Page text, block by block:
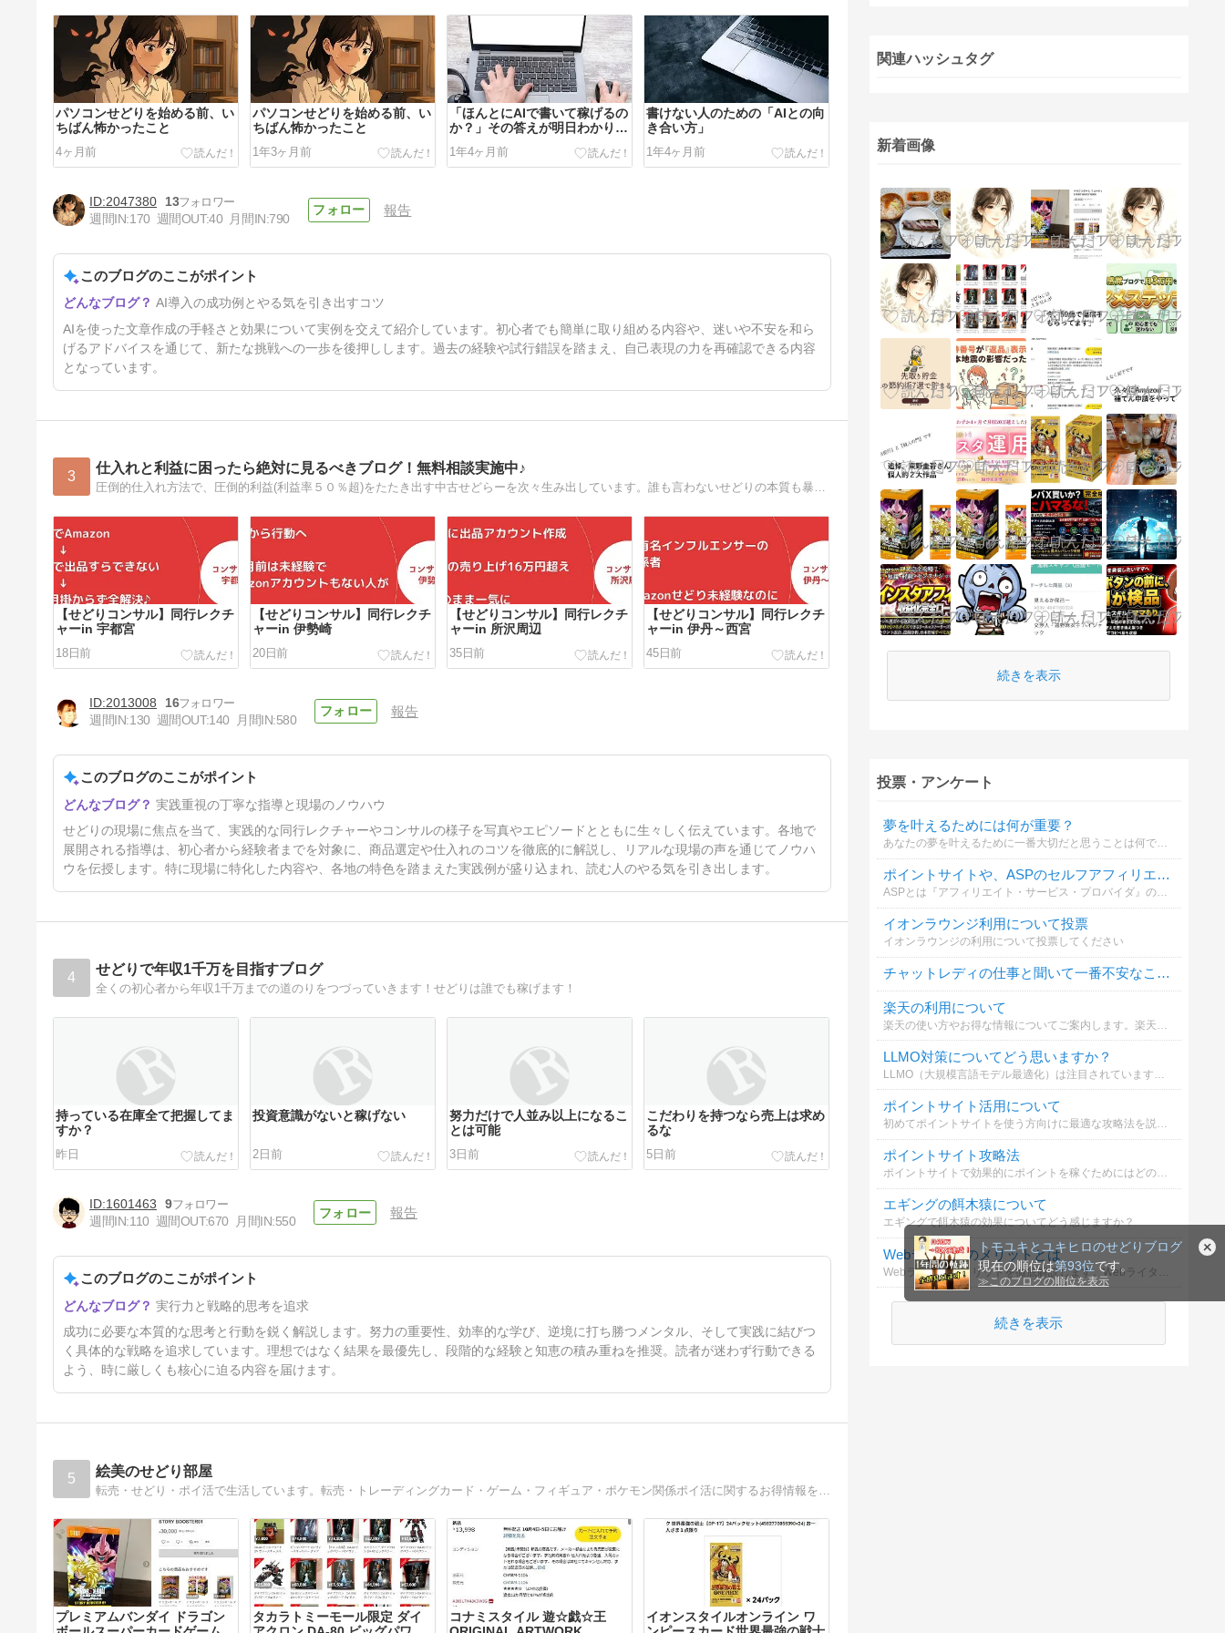
トモユキとユキヒロのせどりブログ
現在の順位は第93位です。
≫ このブログの順位を表示
パソコンせどりを始める前、い
ちばん怖かったこと
4ヶ月前
パソコンせどりを始める前、い
ちばん怖かったこと
1年3ヶ月前
「ほんとにAIで書いて稼げるの
か？」その答えが明日わかりま
1年4ヶ月前
書けない人のための「AIとの向
き合い方」
1年4ヶ月前
もう書けないと思っていたメル
マガが、書けるようになりそう
1年4ヶ月前
2047380
13
週間IN:170 週間OUT:40 月間IN:790
報告
このブログのここがポイント
AI導入の成功例とやる気を引き出すコツ
AIを使った文章作成の手軽さと効果について実例を交えて紹介しています。初心者でも簡単に取り組める内容や、迷いや不安を和ら
げるアドバイスを通じて、新たな挑戦への一歩を後押しします。過去の経験や試行錯誤を踏まえ、自己表現の力を再確認できる内容
となっています。
3 仕入れと利益に困ったら絶対に見るべきブログ！無料相談実施中♪
圧倒的仕入れ方法で、圧倒的利益(利益率５０％超)をたたき出す中古せどらーを次々生み出しています。誰も言わないせどりの本質も暴露します。
【せどりコンサル】同行レクチ
ャーin 宇都宮
18日前
【せどりコンサル】同行レクチ
ャーin 伊勢崎
20日前
【せどりコンサル】同行レクチ
ャーin 所沢周辺
35日前
【せどりコンサル】同行レクチ
ャーin 伊丹～西宮
45日前
【せどりコンサル】同行レクチ
ャーin 泉佐野～和歌山
46日前
2013008
16
週間IN:130 週間OUT:140 月間IN:580
報告
このブログのここがポイント
実践重視の丁寧な指導と現場のノウハウ
せどりの現場に焦点を当て、実践的な同行レクチャーやコンサルの様子を写真やエピソードとともに生々しく伝えています。各地で
展開される指導は、初心者から経験者までを対象に、商品選定や仕入れのコツを徹底的に解説し、リアルな現場の声を通じてノウハ
ウを伝授します。特に現場に特化した内容や、各地の特色を踏まえた実践例が盛り込まれ、読む人のやる気を引き出します。
4 せどりで年収1千万を目指すブログ
全くの初心者から年収1千万までの道のりをつづっていきます！せどりは誰でも稼げます！
持っている在庫全て把握してま
すか？
昨日
投資意識がないと稼げない
2日前
努力だけで人並み以上になるこ
とは可能
3日前
こだわりを持つなら売上は求め
るな
5日前
運も実力のうち
6日前
1601463
9
週間IN:110 週間OUT:670 月間IN:550
報告
このブログのここがポイント
実行力と戦略的思考を追求
成功に必要な本質的な思考と行動を鋭く解説します。努力の重要性、効率的な学び、逆境に打ち勝つメンタル、そして実践に結びつ
く具体的な戦略を追求しています。理想ではなく結果を最優先し、段階的な経験と知恵の積み重ねを推奨。読者が迷わず行動できる
よう、時に厳しくも核心に迫る内容を届けます。
5 絵美のせどり部屋
プレミアムバンダイ ドラゴン
タカラトミーモール限定 ダイ
コナミスタイル 遊☆戯☆王
イオンスタイルオンライン ワ
関連ハッシュタグ
新着画像
続きを表示
投票・アンケート
夢を叶えるためには何が重要？
あなたの夢を叶えるために一番大切だと思うことは何ですか？
ポイントサイトや、ASPのセルフアフィリエイトは利用していますか？
ASPとは『アフィリエイト・サービス・プロバイダ』のことです。バリューコマース、A8.net、リンクシェア、アクセストレード等。
イオンラウンジ利用について投票
イオンラウンジの利用について投票してください
チャットレディの仕事と聞いて一番不安なことは？
楽天の利用について
LLMO対策についてどう思いますか？
LLMO（大規模言語モデル最適化）は注目されていますが、SEOとの違いや対策についてどう考えますか？詳しく解説しています。
ポイントサイト活用について
初めてポイントサイトを使う方向けに最適な攻略法を説明します。簡単に始められるので是非参考にしてください。
ポイントサイト攻略法
ポイントサイトで効果的にポイントを稼ぐためにはどのような方法が必要か選んでください
エギングの餌木猿について
エギングで餌木猿の効果についてどう感じますか？
Webライターのメリットとは
続きを表示